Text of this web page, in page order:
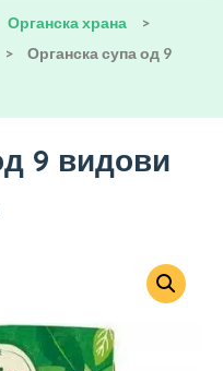
Органска храна
>
>
Органска супа од 9
9 видови